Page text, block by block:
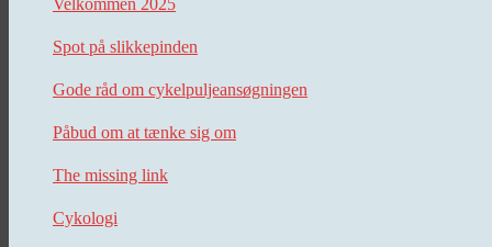
Spot på slikkepinden
Gode råd om cykelpuljeansøgningen
Påbud om at tænke sig om
The missing link
Cykologi